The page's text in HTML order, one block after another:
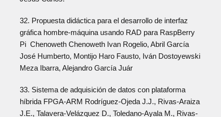
32. Propuesta didáctica para el desarrollo de interfaz
gráfica hombre-máquina usando RAD para RaspBerry
Pi Chenoweth Chenoweth Ivan Rogelio, Abril García
José Humberto, Montijo Haro Fausto, Iván Dostoyewski
Meza Ibarra, Alejandro García Juár
33. Sistema de adquisición de datos con plataforma
híbrida FPGA-ARM Rodríguez-Ojeda J.J., Rivas-Araiza
J.E., Talavera-Velázquez D., Toledano-Ayala M., Rivas-